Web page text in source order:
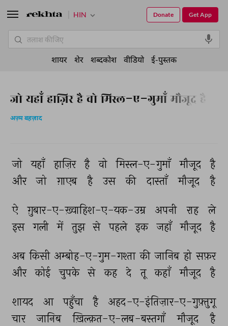
जो यहाँ हाज़िर है वो मिस्ल-ए-गुमाँ मौजूद है
अज़्म बहज़ाद
जो यहाँ हाज़िर है वो मिस्ल-ए-गुमाँ मौजूद
है
और
जो ग़ाएब है उस की दास्ताँ मौजूद है
ऐ ग़ुबार-ए-ख़्वाहिश-ए-यक-उम्र अपनी राह
ले
इस गली में तुझ से पहले इक जहाँ मौजूद है
अब किसी अम्बोह-ए-गुम-गश्ता की जानिब हो सफ़र
और कोई चुपके से कह दे तू कहाँ मौजूद है
शायद आ पहुँचा है
अहद-ए-इंतिज़ार-ए-गुफ़्तुगू
चार
जानिब ख़िल्क़त-ए-लब-बस्तगाँ मौजूद है
HIN Get App
Donate
शायर शेर शब्दकोश वीडियो ई-पुस्तक